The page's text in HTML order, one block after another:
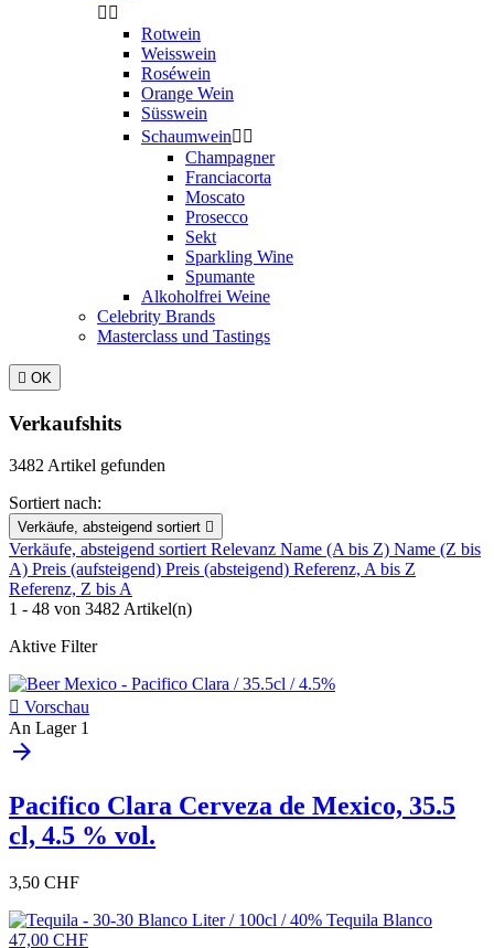
 
Rotwein
Weisswein
Roséwein
Orange Wein
Süsswein
Schaumwein 
Champagner
Franciacorta
Moscato
Prosecco
Sekt
Sparkling Wine
Spumante
Alkoholfrei Weine
Celebrity Brands
Masterclass und Tastings
 OK
Verkaufshits
3482 Artikel gefunden
Sortiert nach:
Verkäufe, absteigend sortiert 
Verkäufe, absteigend sortiertRelevanz Name (A bis Z) Name (Z bis
A) Preis (aufsteigend) Preis (absteigend) Referenz, A bis Z
Referenz, Z bis A
1 - 48 von 3482 Artikel(n)
Aktive Filter
 Vorschau
An Lager 1
arrow_forward
Pacifico Clara Cerveza de Mexico, 35.5
cl, 4.5 % vol.
3,50 CHF